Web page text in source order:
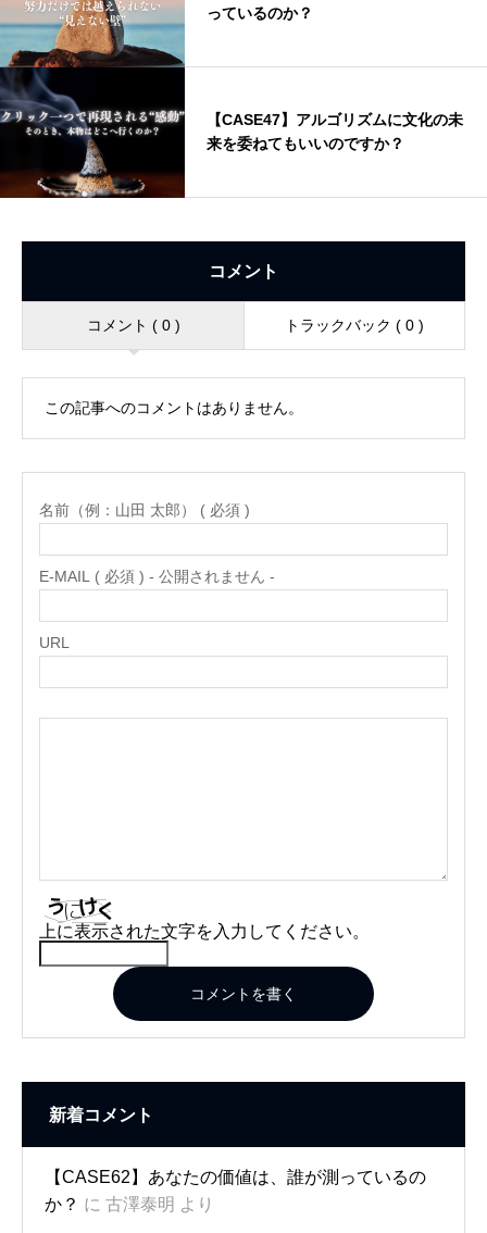
っているのか？
【CASE47】アルゴリズムに文化の未
来を委ねてもいいのですか？
コメント
コメント ( 0 ) トラックバック ( 0 )
この記事へのコメントはありません。
名前（例：山田 太郎） ( 必須 )
E-MAIL ( 必須 ) - 公開されません -
URL
上に表示された文字を入力してください。
コメントを書く
新着コメント
【CASE62】あなたの価値は、誰が測っているの
か？ に 古澤泰明 より